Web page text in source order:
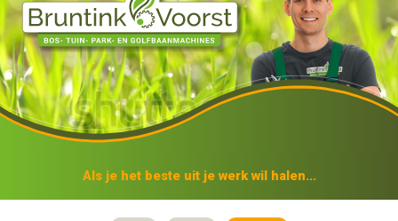
Als je het beste uit je werk wil halen...